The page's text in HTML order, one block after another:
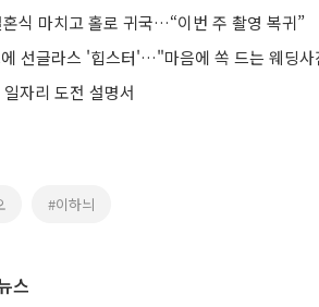
혼식 마치고 홀로 귀국…“이번 주 촬영 복귀”
선글라스 '힙스터'…"마음에 쏙 드는 웨딩
일자리 도전 설명서
#이하늬
스